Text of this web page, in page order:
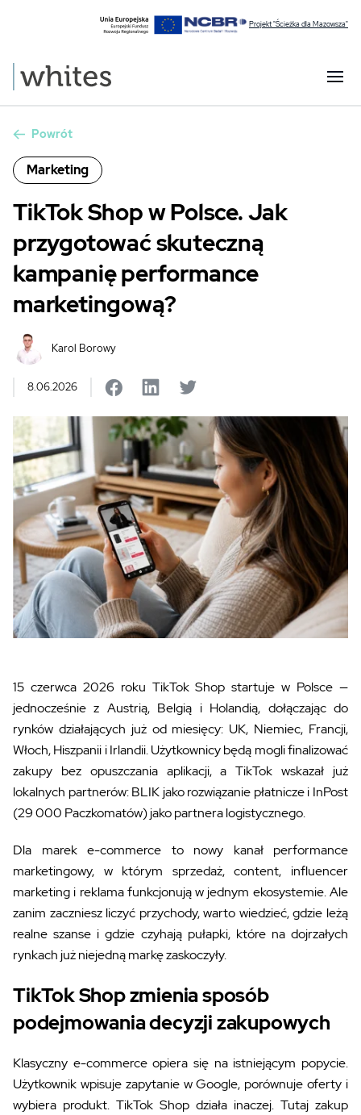
Projekt "Ścieżka dla Mazowsza"
Powrót
Marketing
TikTok Shop w Polsce. Jak
przygotować skuteczną
kampanię performance
marketingową?
Karol Borowy
8.06.2026
15 czerwca 2026 roku TikTok Shop startuje w Polsce —
jednocześnie z Austrią, Belgią i Holandią, dołączając do
rynków działających już od miesięcy: UK, Niemiec, Francji,
Włoch, Hiszpanii i Irlandii. Użytkownicy będą mogli finalizować
zakupy bez opuszczania aplikacji, a TikTok wskazał już
lokalnych partnerów: BLIK jako rozwiązanie płatnicze i InPost
(29 000 Paczkomatów) jako partnera logistycznego.
Dla marek e-commerce to nowy kanał performance
marketingowy, w którym sprzedaż, content, influencer
marketing i reklama funkcjonują w jednym ekosystemie. Ale
zanim zaczniesz liczyć przychody, warto wiedzieć, gdzie leżą
realne szanse i gdzie czyhają pułapki, które na dojrzałych
rynkach już niejedną markę zaskoczyły.
TikTok Shop zmienia sposób
podejmowania decyzji zakupowych
Klasyczny e-commerce opiera się na istniejącym popycie.
Użytkownik wpisuje zapytanie w Google, porównuje oferty i
wybiera produkt. TikTok Shop działa inaczej. Tutaj zakup